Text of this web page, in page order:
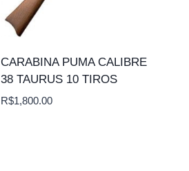
CARABINA PUMA CALIBRE
38 TAURUS 10 TIROS
R$1,800.00